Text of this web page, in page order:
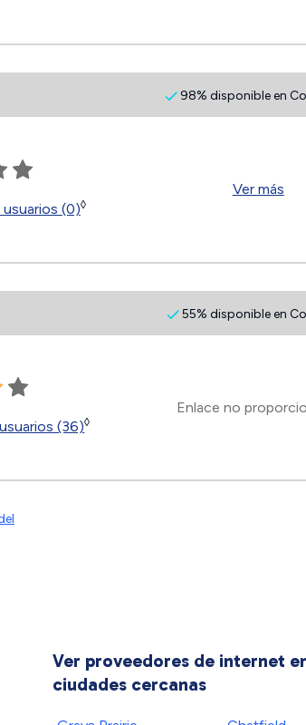
98% disponible en
(0)◊
Ver más
55% disponible en
(36)◊
Enlace no
Ver proveedores de internet
ciudades cercanas